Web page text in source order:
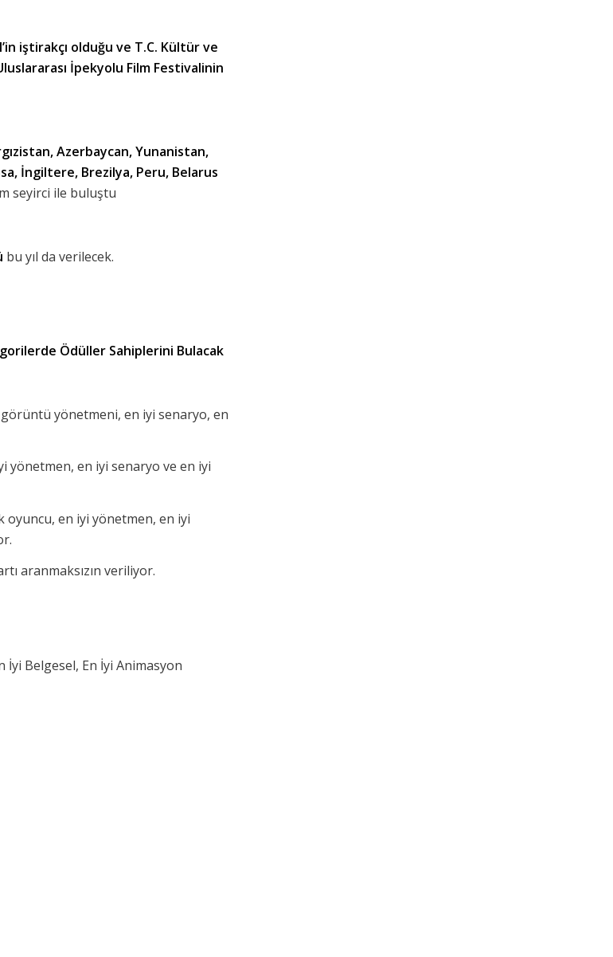
iştirakçı olduğu ve T.C. Kültür ve
İpekyolu Film Festivalinin
Azerbaycan, Yunanistan,
İngiltere, Brezilya, Peru, Belarus
seyirci ile buluştu
bu yıl da verilecek.
Ödüller Sahiplerini Bulacak
yönetmeni, en iyi senaryo, en
yönetmen, en iyi senaryo ve en iyi
oyuncu, en iyi yönetmen, en iyi
aranmaksızın veriliyor.
İyi Belgesel, En İyi Animasyon